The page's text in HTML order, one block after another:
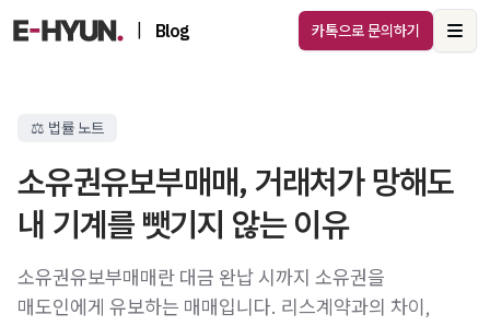
Blog 카톡으로 문의하기
⚖️ 법률 노트
소유권유보부매매, 거래처가 망해도
내 기계를 뺏기지 않는 이유
소유권유보부매매란 대금 완납 시까지 소유권을
매도인에게 유보하는 매매입니다. 리스계약과의 차이,